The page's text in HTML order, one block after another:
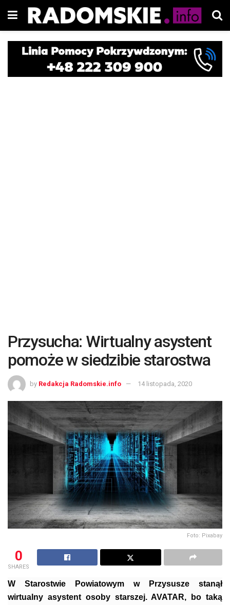
Przysucha: Wirtualny asystent
pomoże w siedzibie starostwa
by Redakcja Radomskie.info 14 listopada, 2020
Foto: Pixabay
0
SHARES
W Starostwie Powiatowym w Przysusze stanął
wirtualny asystent osoby starszej. AVATAR, bo taką